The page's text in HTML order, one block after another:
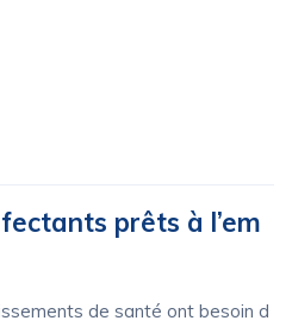
prêts à l’em
de santé ont besoin d